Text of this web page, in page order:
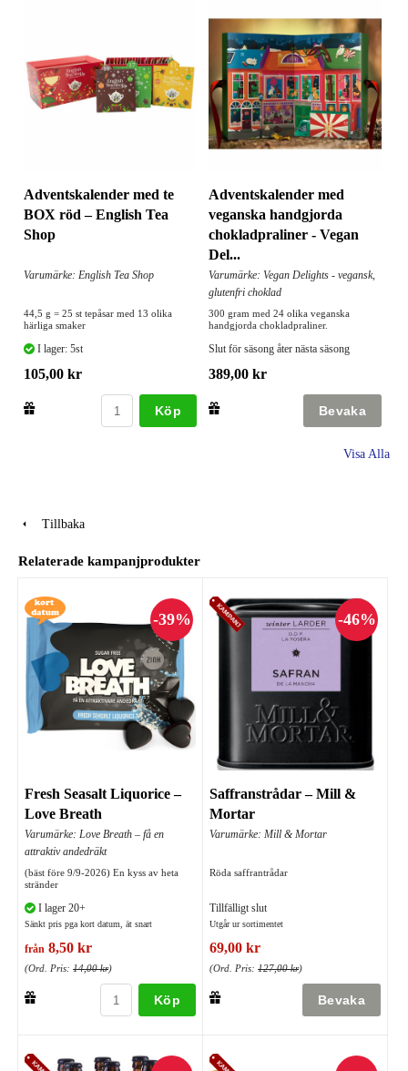
Adventskalender med te
BOX röd – English Tea
Shop
Varumärke: English Tea Shop
44,5 g = 25 st tepåsar med 13 olika
härliga smaker
I lager: 5st
105,00 kr
Köp
Adventskalender med
veganska handgjorda
chokladpraliner - Vegan
Del...
Varumärke: Vegan Delights - vegansk,
glutenfri choklad
300 gram med 24 olika veganska
handgjorda chokladpraliner.
Slut för säsong åter nästa säsong
389,00 kr
Visa Alla
Tillbaka
Relaterade kampanjprodukter
Fresh Seasalt Liquorice –
Love Breath
Varumärke: Love Breath – få en
attraktiv andedräkt
(bäst före 9/9-2026) En kyss av heta
stränder
I lager 20+
Sänkt pris pga kort datum, ät snart
från 8,50 kr
(Ord. Pris: 14,00 kr)
Köp
Saffranstrådar – Mill &
Mortar
Varumärke: Mill & Mortar
Röda saffrantrådar
Tillfälligt slut
Utgår ur sortimentet
69,00 kr
(Ord. Pris: 127,00 kr)